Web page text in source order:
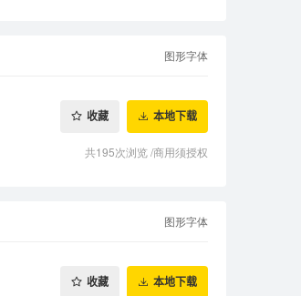
图形字体
收藏 本地下载
共195次浏览/商用须授权
图形字体
收藏 本地下载